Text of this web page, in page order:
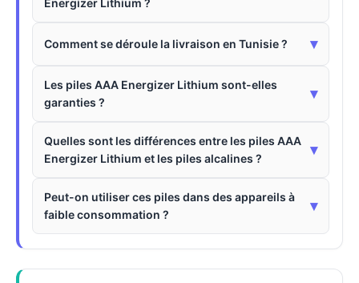
Comment se déroule la livraison en Tunisie ? ▾
Les piles AAA Energizer Lithium sont-elles
garanties ?
▾
Quelles sont les différences entre les piles AAA
Energizer Lithium et les piles alcalines ?
▾
Peut-on utiliser ces piles dans des appareils à
faible consommation ?
▾